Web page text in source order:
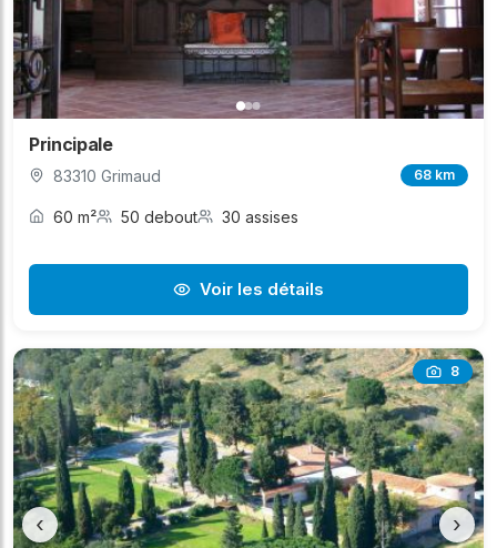
Principale
83310 Grimaud 68 km
60 m² 50 debout 30 assises
Voir les détails
8
‹ ›